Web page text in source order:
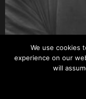
We use cookies
experience on our
will